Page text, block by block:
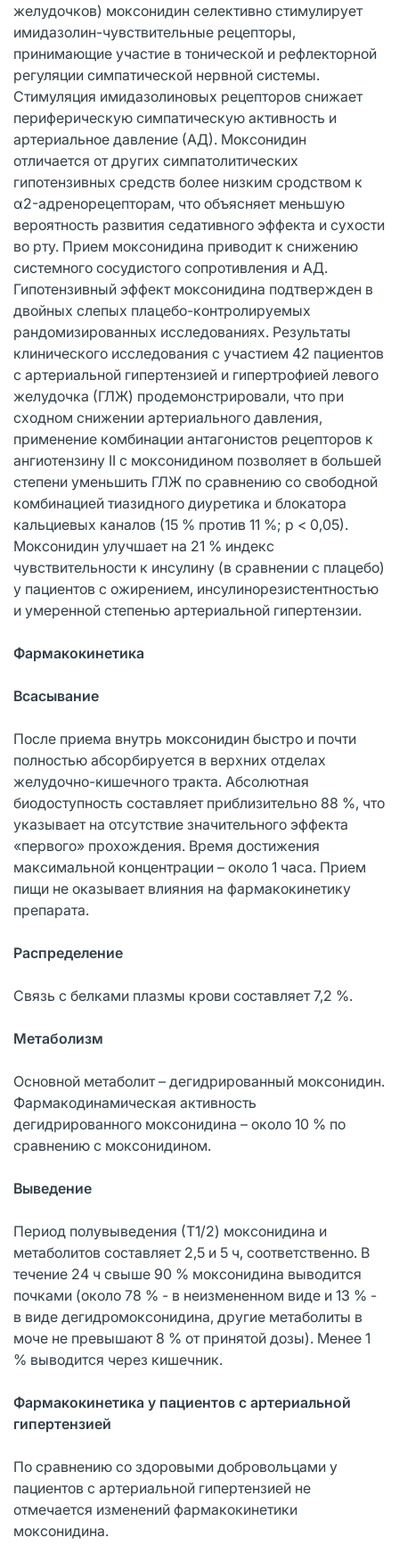
желудочков) моксонидин селективно стимулирует
имидазолин-чувствительные рецепторы,
принимающие участие в тонической и рефлекторной
регуляции симпатической нервной системы.
Стимуляция имидазолиновых рецепторов снижает
периферическую симпатическую активность и
артериальное давление (АД). Моксонидин
отличается от других симпатолитических
гипотензивных средств более низким сродством к
α2-адренорецепторам, что объясняет меньшую
вероятность развития седативного эффекта и сухости
во рту. Прием моксонидина приводит к снижению
системного сосудистого сопротивления и АД.
Гипотензивный эффект моксонидина подтвержден в
двойных слепых плацебо-контролируемых
рандомизированных исследованиях. Результаты
клинического исследования с участием 42 пациентов
с артериальной гипертензией и гипертрофией левого
желудочка (ГЛЖ) продемонстрировали, что при
сходном снижении артериального давления,
применение комбинации антагонистов рецепторов к
ангиотензину II с моксонидином позволяет в большей
степени уменьшить ГЛЖ по сравнению со свободной
комбинацией тиазидного диуретика и блокатора
кальциевых каналов (15 % против 11 %; р < 0,05).
Моксонидин улучшает на 21 % индекс
чувствительности к инсулину (в сравнении с плацебо)
у пациентов с ожирением, инсулинорезистентностью
и умеренной степенью артериальной гипертензии.
Фармакокинетика
Всасывание
После приема внутрь моксонидин быстро и почти
полностью абсорбируется в верхних отделах
желудочно-кишечного тракта. Абсолютная
биодоступность составляет приблизительно 88 %, что
указывает на отсутствие значительного эффекта
«первого» прохождения. Время достижения
максимальной концентрации – около 1 часа. Прием
пищи не оказывает влияния на фармакокинетику
препарата.
Распределение
Связь с белками плазмы крови составляет 7,2 %.
Метаболизм
Основной метаболит – дегидрированный моксонидин.
Фармакодинамическая активность
дегидрированного моксонидина – около 10 % по
сравнению с моксонидином.
Выведение
Период полувыведения (Т1/2) моксонидина и
метаболитов составляет 2,5 и 5 ч, соответственно. В
течение 24 ч свыше 90 % моксонидина выводится
почками (около 78 % - в неизмененном виде и 13 % -
в виде дегидромоксонидина, другие метаболиты в
моче не превышают 8 % от принятой дозы). Менее 1
% выводится через кишечник.
Фармакокинетика у пациентов с артериальной
гипертензией
По сравнению со здоровыми добровольцами у
пациентов с артериальной гипертензией не
отмечается изменений фармакокинетики
моксонидина.